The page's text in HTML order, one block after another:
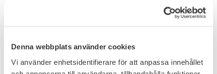
Denna webbplats använder cookies
Vi använder enhetsidentifierare för att anpassa innehållet
Visselpipa för sjömän
Mil-Tec US
Flottistmössa
Sjömansmössa